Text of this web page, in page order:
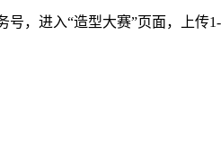
，进入“造型大赛”页面，上传